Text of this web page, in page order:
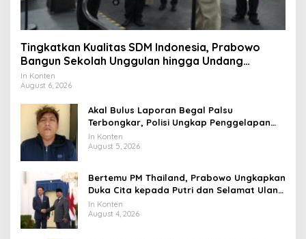
Tingkatkan Kualitas SDM Indonesia, Prabowo
Bangun Sekolah Unggulan hingga Undang
Universitas Terbaik Dunia
In Konten
August 6, 2026
Akal Bulus Laporan Begal Palsu
Terbongkar, Polisi Ungkap Penggelapan
Uang Perusahaan untuk Crypto
In Konten
August 5, 2026
Bertemu PM Thailand, Prabowo Ungkapkan
Duka Cita kepada Putri dan Selamat Ulang
Tahun ke Raja Thailand
In Konten
August 4, 2026